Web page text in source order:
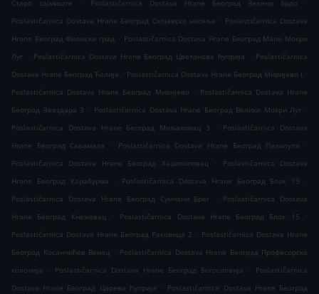
Старо сајмиште
Poslastičarnica Dostava Hrane Београд Зелено брдо
Poslastičarnica Dostava Hrane Београд Скојевско насеље . Poslastičarnica Dostava
Hrane Београд Филмски град . Poslastičarnica Dostava Hrane Београд Мали Мокри
Луг . Poslastičarnica Dostava Hrane Београд Цветанова ћуприја . Poslastičarnica
Dostava Hrane Београд Ћалије . Poslastičarnica Dostava Hrane Београд Миријево I .
Poslastičarnica Dostava Hrane Београд Миријево
. Poslastičarnica Dostava Hrane
Београд Звездара 3
. Poslastičarnica Dostava Hrane Београд Велики Мокри Луг .
Poslastičarnica Dostava Hrane Београд Миљаковац 3
. Poslastičarnica Dostava
Hrane Београд Савамала
. Poslastičarnica Dostava Hrane Београд Палилула
.
Poslastičarnica Dostava Hrane Београд Хаџипоповац
.
Poslastičarnica Dostava
Hrane Београд Карабурма
. Poslastičarnica Dostava Hrane Београд Блок 19
.
Poslastičarnica Dostava Hrane Београд Сунчани Брег
.
Poslastičarnica Dostava
Hrane Београд Кнежевац
. Poslastičarnica Dostava Hrane Београд Блок 15
.
Poslastičarnica Dostava Hrane Београд Раковица 2 . Poslastičarnica Dostava Hrane
Београд Косанчићев Венац . Poslastičarnica Dostava Hrane Београд Професорска
колонија
. Poslastičarnica Dostava Hrane Београд Богословија . Poslastičarnica
Dostava Hrane Београд Царева ћуприја
. Poslastičarnica Dostava Hrane Београд